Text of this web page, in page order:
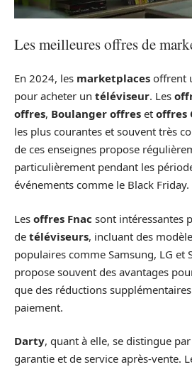
Les meilleures offres de
En 2024, les marketplaces offrent
pour acheter un téléviseur. Les
offres, Boulanger offres et offres
les plus courantes et souvent très
de ces enseignes propose
particulièrement pendant les
événements comme le Black Friday.
Les offres Fnac sont intéressantes
de téléviseurs, incluant des
populaires comme Samsung, LG et
propose souvent des avantages
que des réductions
paiement.
Darty, quant à elle, se distingue
garantie et de service après-vente.